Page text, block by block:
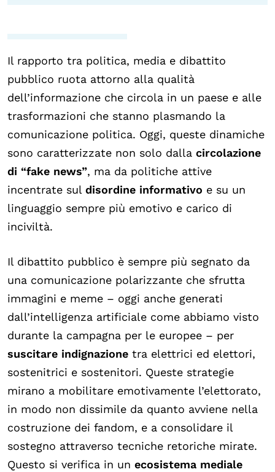
Il rapporto tra politica, media e dibattito
pubblico ruota attorno alla qualità
dell’informazione che circola in un paese e alle
trasformazioni che stanno plasmando la
comunicazione politica. Oggi, queste dinamiche
sono caratterizzate non solo dalla circolazione
di “fake news”, ma da politiche attive
incentrate sul disordine informativo e su un
linguaggio sempre più emotivo e carico di
inciviltà.
Il dibattito pubblico è sempre più segnato da
una comunicazione polarizzante che sfrutta
immagini e meme – oggi anche generati
dall’intelligenza artificiale come abbiamo visto
durante la campagna per le europee – per
suscitare indignazione tra elettrici ed elettori,
sostenitrici e sostenitori. Queste strategie
mirano a mobilitare emotivamente l’elettorato,
in modo non dissimile da quanto avviene nella
costruzione dei fandom, e a consolidare il
sostegno attraverso tecniche retoriche mirate.
Questo si verifica in un ecosistema mediale